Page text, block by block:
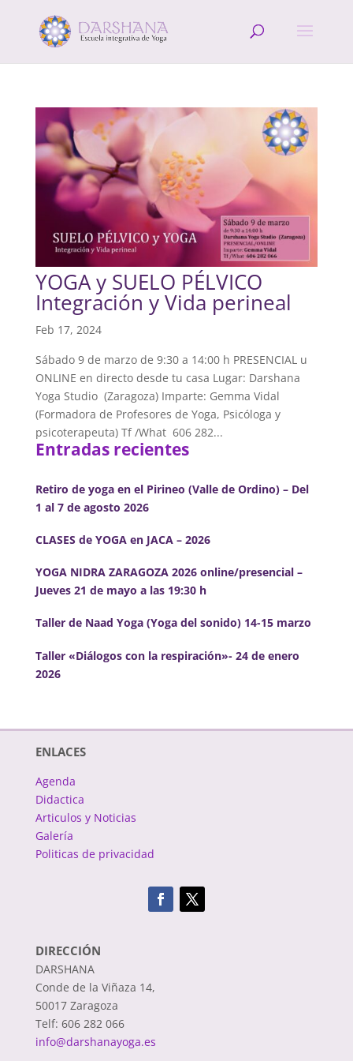
YOGA y SUELO PÉLVICO
Integración y Vida perineal
Feb 17, 2024
Sábado 9 de marzo de 9:30 a 14:00 h PRESENCIAL u
ONLINE en directo desde tu casa Lugar: Darshana
Yoga Studio (Zaragoza) Imparte: Gemma Vidal
(Formadora de Profesores de Yoga, Psicóloga y
psicoterapeuta) Tf /What 606 282...
Entradas recientes
Retiro de yoga en el Pirineo (Valle de Ordino) – Del
1 al 7 de agosto 2026
CLASES de YOGA en JACA – 2026
YOGA NIDRA ZARAGOZA 2026 online/presencial –
Jueves 21 de mayo a las 19:30 h
Taller de Naad Yoga (Yoga del sonido) 14-15 marzo
Taller «Diálogos con la respiración»- 24 de enero
2026
ENLACES
Agenda
Didactica
Articulos y Noticias
Galería
Politicas de privacidad
DIRECCIÓN
DARSHANA
Conde de la Viñaza 14,
50017 Zaragoza
Telf: 606 282 066
info@darshanayoga.es